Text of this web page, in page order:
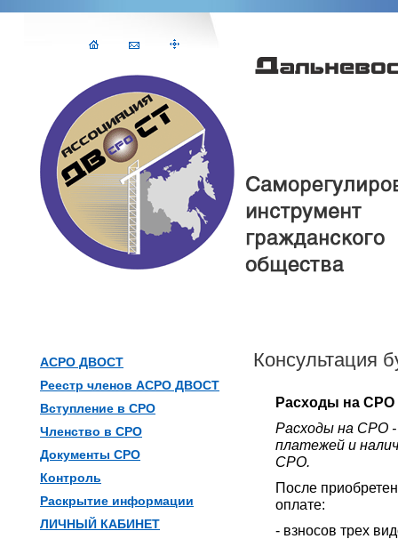
АСРО ДВОСТ
Реестр членов АСРО ДВОСТ
Вступление в СРО
Членство в СРО
Документы СРО
Контроль
Раскрытие информации
ЛИЧНЫЙ КАБИНЕТ
Консультация
Расходы на СРО
Расходы на СРО -
платежей и
СРО.
После
оплате:
- взносов трех